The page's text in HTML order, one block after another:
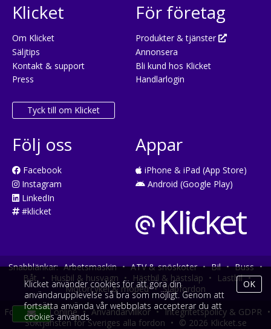
Klicket
Om Klicket
Säljtips
Kontakt & support
Press
Tyck till om Klicket
För företag
Produkter & tjänster
Annonsera
Bli kund hos Klicket
Handlarlogin
Följ oss
Facebook
Instagram
LinkedIn
#klicket
Appar
iPhone & iPad (App Store)
Android (Google Play)
Snabblänkar: Arbetsmaskin • ATV & snöskoter • Bil • Buss •
Båt • Husbil & husvagn • Hästbil & hästsläp • Lastbil •
Motorcykel & moped • Släpfordon
Fordonsköp online • Användarvillkor • Integritetspolicy & GDPR •
Söktjänsten för Sveriges alla fordon • © 2026 Klicket.se
Klicket använder cookies för att göra din
användarupplevelse så bra som möjligt. Genom att
fortsätta använda vår webbplats accepterar du att
cookies används.
OK